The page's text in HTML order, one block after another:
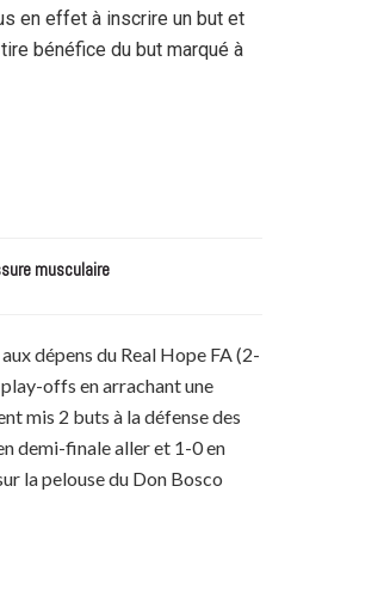
en effet à inscrire un but et
bénéfice du but marqué à
musculaire
dépens du Real Hope FA (2-
offs en arrachant une
mis 2 buts à la défense des
demi-finale aller et 1-0 en
la pelouse du Don Bosco